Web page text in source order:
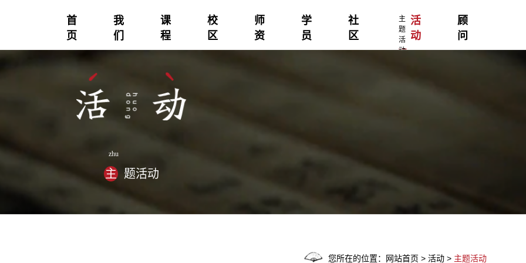
首
页
我
们
课
程
校
区
师
资
学
员
社
区
主
题
活
动
活
动
顾
问
zhu
主 题活动
您所在的位置：网站首页 > 活动 > 主题活动